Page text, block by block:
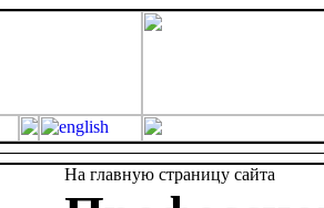
На главную страницу сайта